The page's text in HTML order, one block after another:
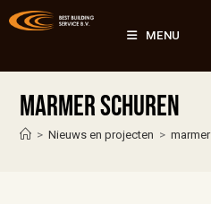
MENU
marmer schuren
> Nieuws en projecten >